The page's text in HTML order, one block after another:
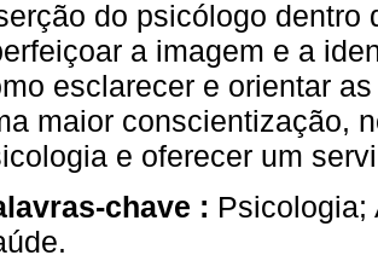
do psicólogo dentro
a imagem e a
esclarecer e orientar
maior conscientização,
e oferecer um
chave : Psicologia;